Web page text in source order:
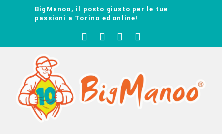
BigManoo, il posto giusto per le tue
passioni a Torino ed online!